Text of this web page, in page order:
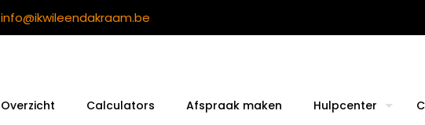
info@ikwileendakraam.be
Overzicht Calculators Afspraak maken Hulpcenter